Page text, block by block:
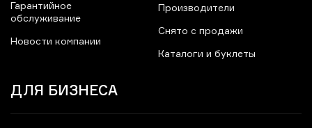
Гарантийное
обслуживание
Новости компании
Производители
Снято с продажи
Каталоги и буклеты
ДЛЯ БИЗНЕСА